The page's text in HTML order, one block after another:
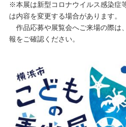
※本展は新型コロナウイルス感染症
は内容を変更する場合があります。
作品応募や展覧会へご来場の際は
報をご確認ください。